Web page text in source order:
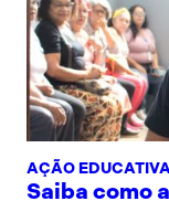
AÇÃO
Saiba como